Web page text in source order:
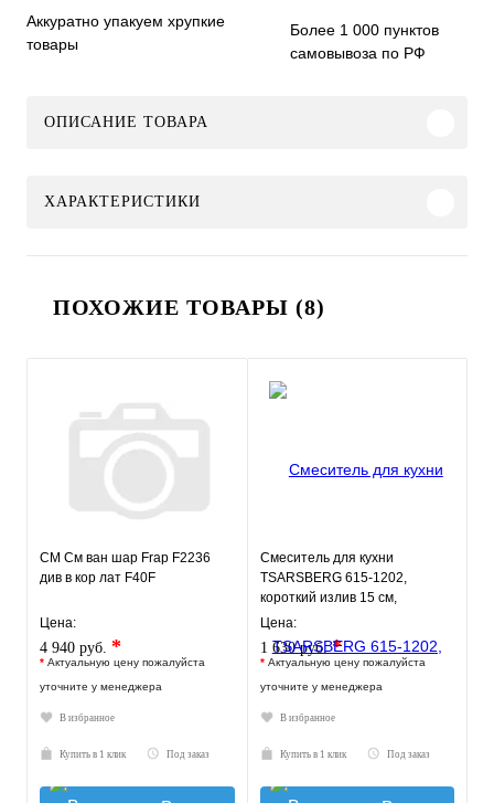
Аккуратно упакуем хрупкие
товары
Более 1 000 пунктов
самовывоза по РФ
ОПИСАНИЕ ТОВАРА
ХАРАКТЕРИСТИКИ
ПОХОЖИЕ ТОВАРЫ (8)
СМ См ван шар Frap F2236
див в кор лат F40F
Цена:
4 940 руб. *
* Актуальную цену пожалуйста
уточните у менеджера
В избранное
Купить в 1 клик Под заказ
Смеситель для кухни
TSARSBERG 615-1202,
короткий излив 15 см,
одноручный, шпильки, тип См-
УмОЦБА
Цена:
1 630 руб.*
* Актуальную цену пожалуйста
уточните у менеджера
В избранное
Купить в 1 клик Под заказ